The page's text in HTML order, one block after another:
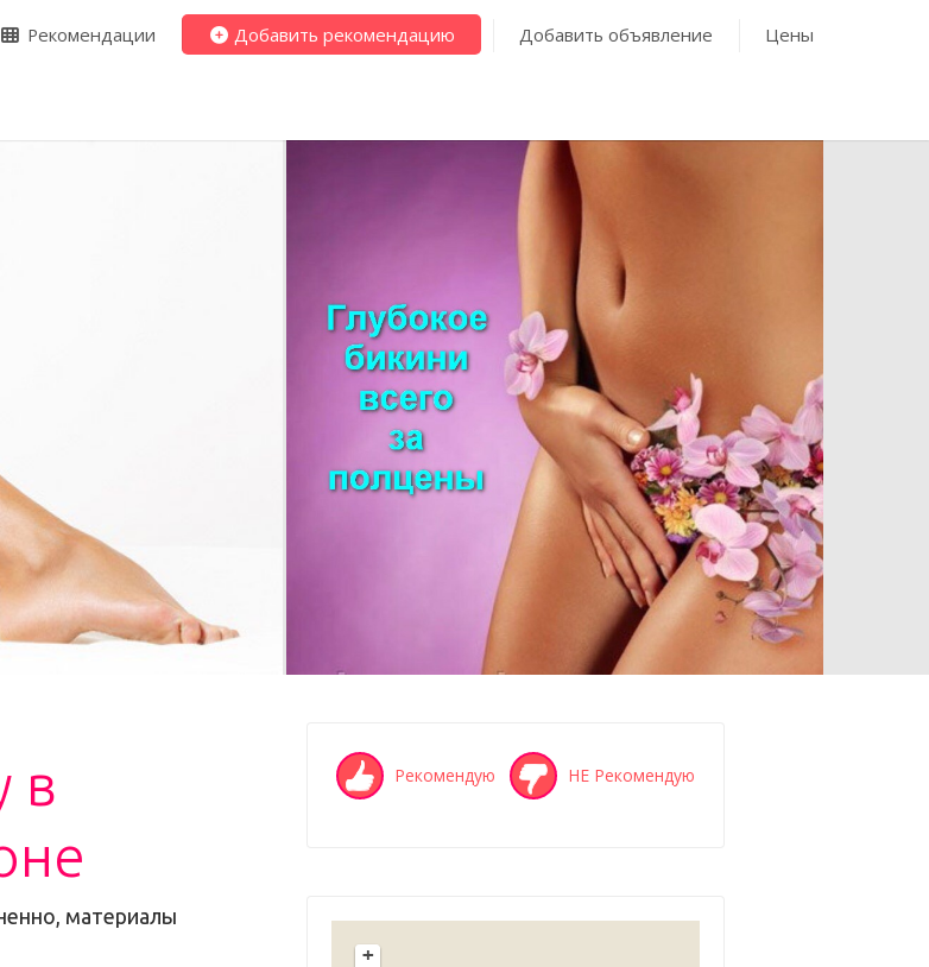
Рекомендации Добавить рекомендацию Добавить объявление Цены
в
материалы
Рекомендую НЕ Рекомендую
+